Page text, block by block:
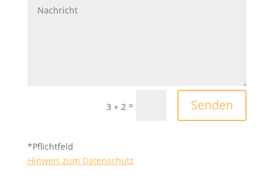
3 + 2 = Senden
*Pflichtfeld
Hinweis zum Datenschutz